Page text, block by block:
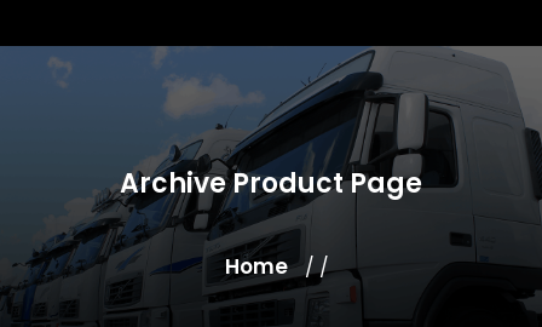
Archive Product Page
Home / /